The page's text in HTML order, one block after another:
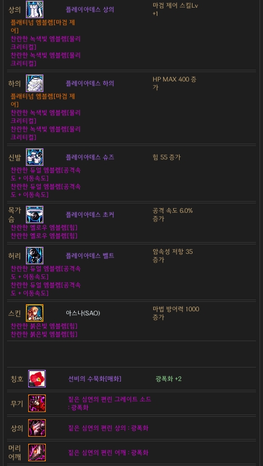
상의 플레이아데스 상의
마검 제어 스킬Lv
+1
플래티넘 엠블렘[마검 제
어]
찬란한 녹색빛 엠블렘[물리
크리티컬]
찬란한 녹색빛 엠블렘[물리
크리티컬]
하의 플레이아데스 하의
HP MAX 400 증
가
플래티넘 엠블렘[마검 제
어]
찬란한 녹색빛 엠블렘[물리
크리티컬]
찬란한 녹색빛 엠블렘[물리
크리티컬]
신발 플레이아데스 슈즈
힘 55 증가
찬란한 듀얼 엠블렘[공격속
도 + 이동속도]
찬란한 듀얼 엠블렘[공격속
도 + 이동속도]
목가
슴
플레이아데스 초커
공격 속도 6.0%
증가
찬란한 옐로우 엠블렘[힘]
찬란한 옐로우 엠블렘[힘]
허리 플레이아데스 벨트
암속성 저항 35
증가
찬란한 듀얼 엠블렘[공격속
도 + 이동속도]
찬란한 듀얼 엠블렘[공격속
도 + 이동속도]
스킨 아스나(SAO)
마법 방어력 1000
증가
찬란한 붉은빛 엠블렘[힘]
찬란한 붉은빛 엠블렘[힘]
칭호 선비의 수묵화[매화] 광폭화 +2
무기
짙은 심연의 편린 그레이트 소드
: 광폭화
상의 짙은 심연의 편린 상의 : 광폭화
머리
어깨
짙은 심연의 편린 어깨 : 광폭화